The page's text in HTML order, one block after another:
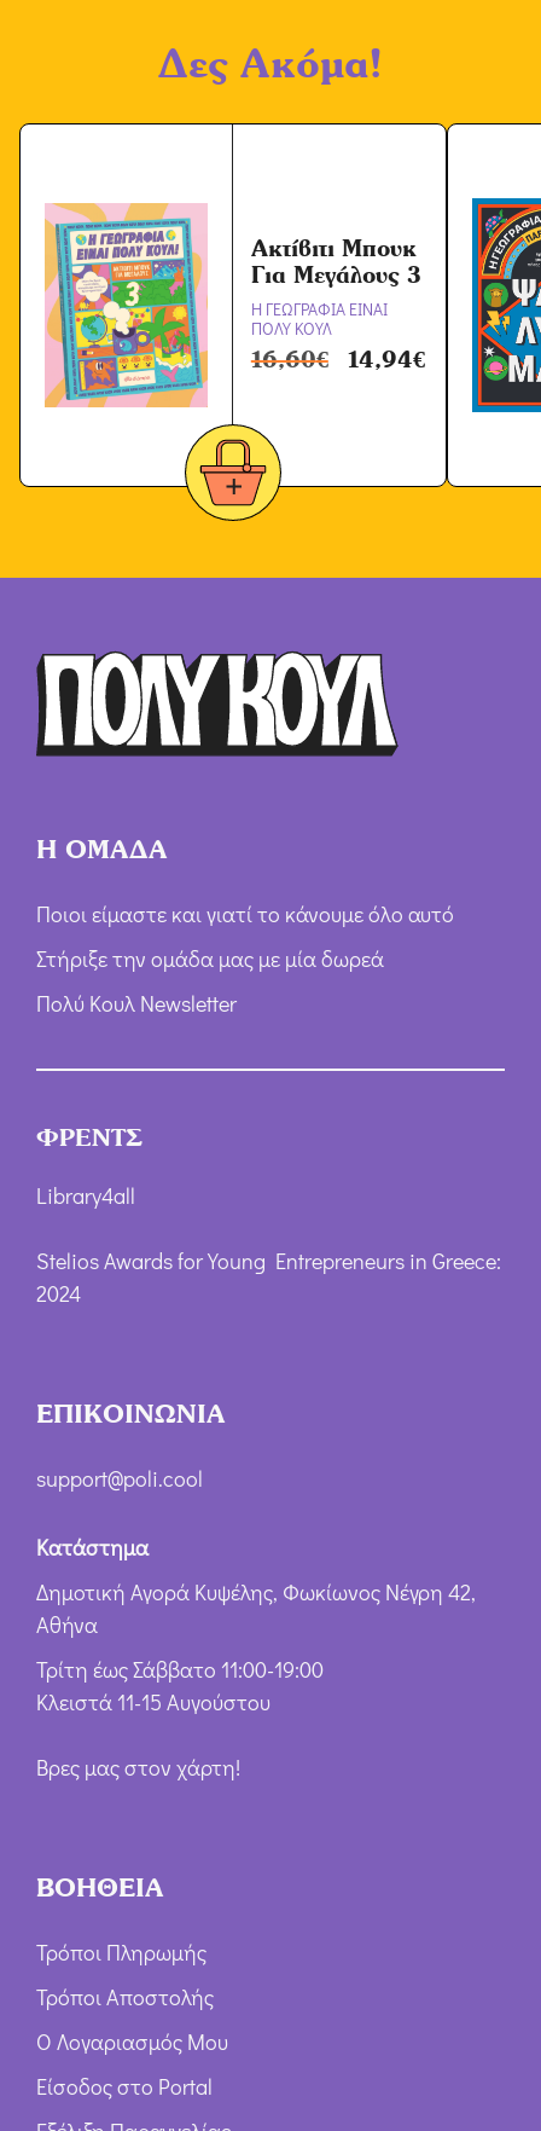
Δες Ακόμα!
Ακτίβιτι Μπουκ
Για Μεγάλους 3
Η ΓΕΩΓΡΑΦΙΑ ΕΙΝΑΙ
ΠΟΛΥ ΚΟΥΛ
16,60€ 14,94€
Η ΟΜΑΔΑ
Ποιοι είμαστε και γιατί το κάνουμε όλο αυτό
Στήριξε την ομάδα μας με μία δωρεά
Πολύ Κουλ Newsletter
ΦΡΕΝΤΣ
Library4all
Stelios Awards for Young Entrepreneurs in Greece:
2024
ΕΠΙΚΟΙΝΩΝΙΑ
support@poli.cool
Κατάστημα
Δημοτική Αγορά Κυψέλης, Φωκίωνος Νέγρη 42,
Αθήνα
Τρίτη έως Σάββατο 11:00-19:00
Κλειστά 11-15 Αυγούστου
Βρες μας στον χάρτη!
ΒΟΗΘΕΙΑ
Τρόποι Πληρωμής
Τρόποι Αποστολής
Ο Λογαριασμός Μου
Είσοδος στο Portal